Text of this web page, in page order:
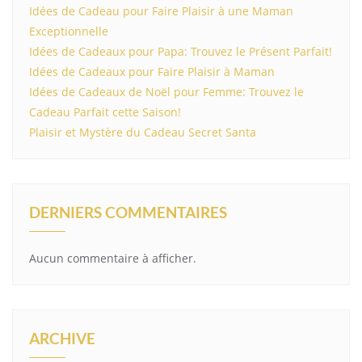
Idées de Cadeau pour Faire Plaisir à une Maman
Exceptionnelle
Idées de Cadeaux pour Papa: Trouvez le Présent Parfait!
Idées de Cadeaux pour Faire Plaisir à Maman
Idées de Cadeaux de Noël pour Femme: Trouvez le
Cadeau Parfait cette Saison!
Plaisir et Mystère du Cadeau Secret Santa
DERNIERS COMMENTAIRES
Aucun commentaire à afficher.
ARCHIVE